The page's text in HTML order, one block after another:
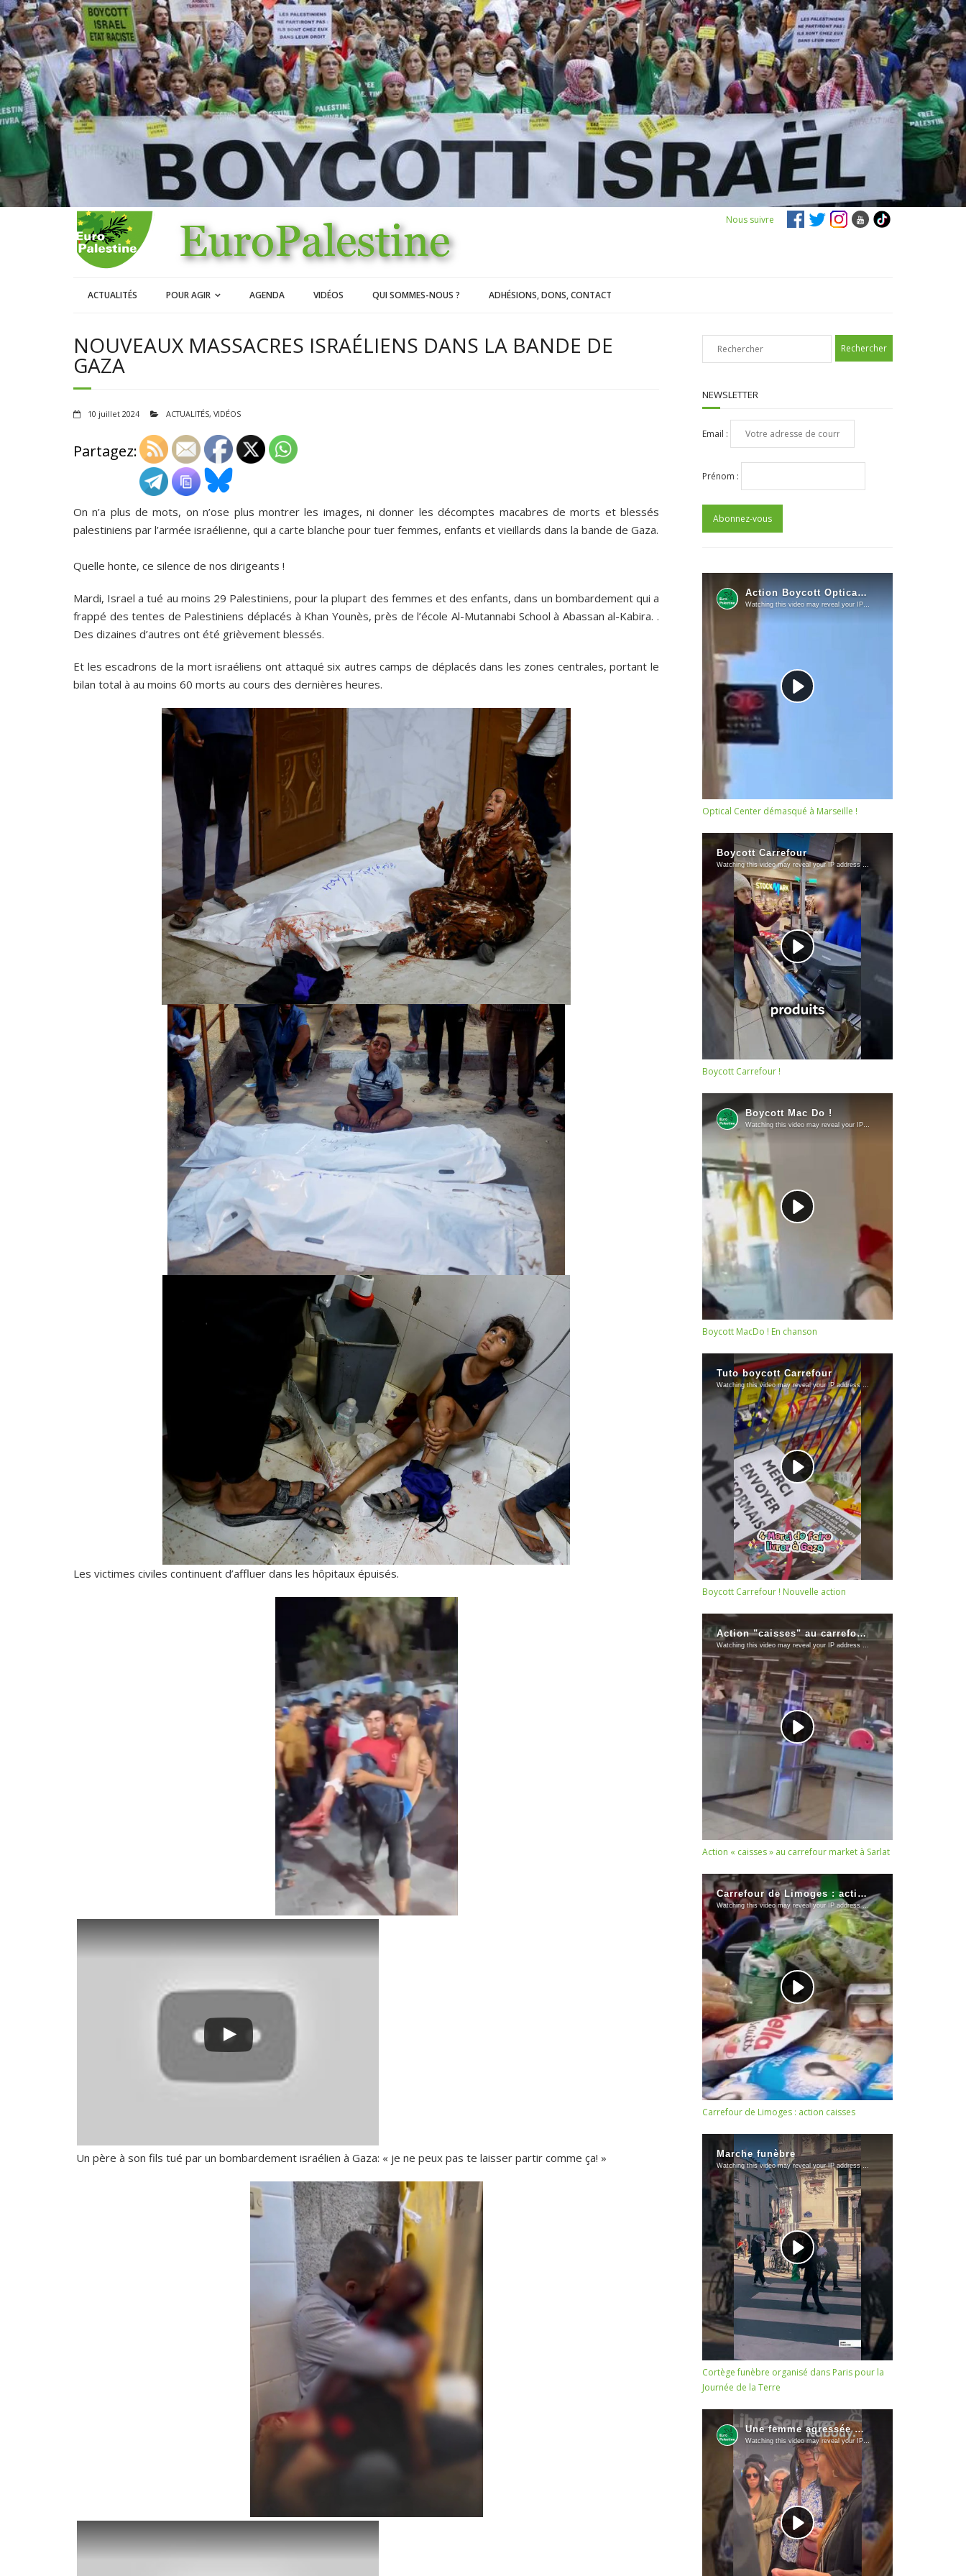
Nous suivre
ACTUALITÉS POUR AGIR AGENDA VIDÉOS QUI SOMMES-NOUS ? ADHÉSIONS, DONS, CONTACT
NOUVEAUX MASSACRES ISRAÉLIENS DANS LA BANDE DE
GAZA
10 juillet 2024 ACTUALITÉS, VIDÉOS
Partagez:
On n’a plus de mots, on n’ose plus montrer les images, ni donner les décomptes macabres de morts et blessés
palestiniens par l’armée israélienne, qui a carte blanche pour tuer femmes, enfants et vieillards dans la bande de Gaza.
Quelle honte, ce silence de nos dirigeants !
Mardi, Israel a tué au moins 29 Palestiniens, pour la plupart des femmes et des enfants, dans un bombardement qui a
frappé des tentes de Palestiniens déplacés à Khan Younès, près de l’école Al-Mutannabi School à Abassan al-Kabira. .
Des dizaines d’autres ont été grièvement blessés.
Et les escadrons de la mort israéliens ont attaqué six autres camps de déplacés dans les zones centrales, portant le
bilan total à au moins 60 morts au cours des dernières heures.
Les victimes civiles continuent d’affluer dans les hôpitaux épuisés.
Un père à son fils tué par un bombardement israélien à Gaza: « je ne peux pas te laisser partir comme ça! »
NEWSLETTER
Email :
Prénom :
Optical Center démasqué à Marseille !
Boycott Carrefour !
Boycott MacDo ! En chanson
Boycott Carrefour ! Nouvelle action
Action « caisses » au carrefour market à Sarlat
Carrefour de Limoges : action caisses
Cortège funèbre organisé dans Paris pour la
Journée de la Terre